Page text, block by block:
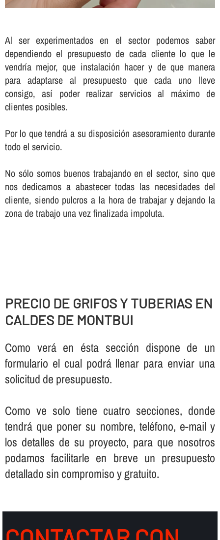
Al ser experimentados en el sector podemos saber
dependiendo el presupuesto de cada cliente lo que le
vendrí­a mejor, que instalación hacer y de que manera
para adaptarse al presupuesto que cada uno lleve
consigo, así­ poder realizar servicios al máximo de
clientes posibles.
Por lo que tendrá a su disposición asesoramiento durante
todo el servicio.
No sólo somos buenos trabajando en el sector, sino que
nos dedicamos a abastecer todas las necesidades del
cliente, siendo pulcros a la hora de trabajar y dejando la
zona de trabajo una vez finalizada impoluta.
PRECIO DE GRIFOS Y TUBERIAS EN
CALDES DE MONTBUI
Como verá en ésta sección dispone de un
formulario el cual podrá llenar para enviar una
solicitud de presupuesto.
Como ve solo tiene cuatro secciones, donde
tendrá que poner su nombre, teléfono, e-mail y
los detalles de su proyecto, para que nosotros
podamos facilitarle en breve un presupuesto
detallado sin compromiso y gratuito.